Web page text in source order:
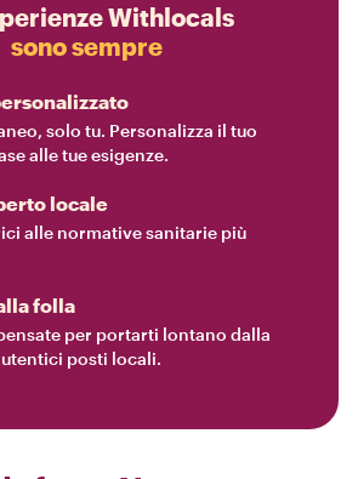
Withlocals
sono sempre
solo tu. Personalizza il tuo
alle tue esigenze.
locale
alle normative sanitarie più
folla
per portarti lontano dalla
posti locali.